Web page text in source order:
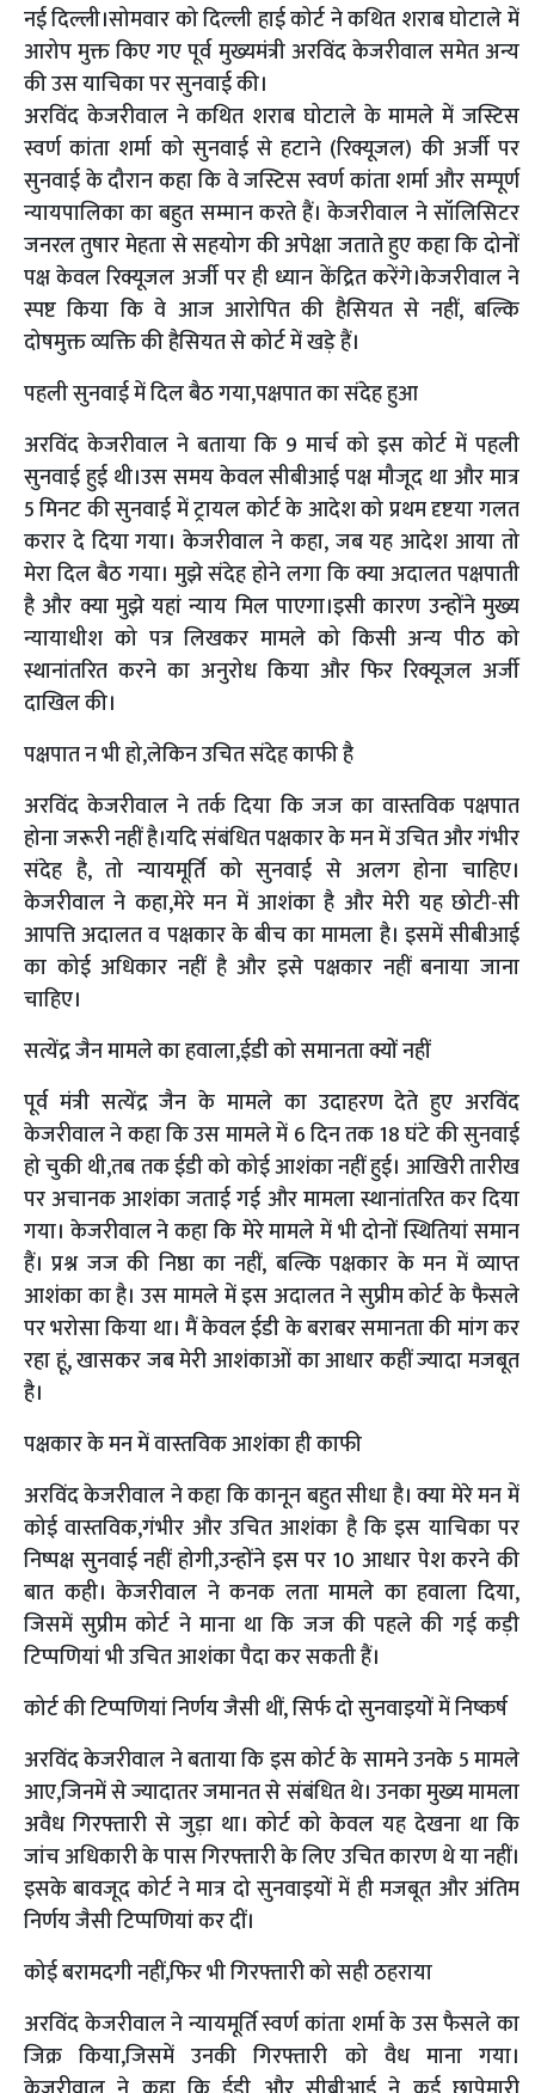
नई दिल्ली।सोमवार को दिल्ली हाई कोर्ट ने कथित शराब घोटाले में
आरोप मुक्त किए गए पूर्व मुख्यमंत्री अरविंद केजरीवाल समेत अन्य
की उस याचिका पर सुनवाई की।
अरविंद केजरीवाल ने कथित शराब घोटाले के मामले में जस्टिस
स्वर्ण कांता शर्मा को सुनवाई से हटाने (रिक्यूजल) की अर्जी पर
सुनवाई के दौरान कहा कि वे जस्टिस स्वर्ण कांता शर्मा और सम्पूर्ण
न्यायपालिका का बहुत सम्मान करते हैं। केजरीवाल ने सॉलिसिटर
जनरल तुषार मेहता से सहयोग की अपेक्षा जताते हुए कहा कि दोनों
पक्ष केवल रिक्यूजल अर्जी पर ही ध्यान केंद्रित करेंगे।केजरीवाल ने
स्पष्ट किया कि वे आज आरोपित की हैसियत से नहीं, बल्कि
दोषमुक्त व्यक्ति की हैसियत से कोर्ट में खड़े हैं।
पहली सुनवाई में दिल बैठ गया,पक्षपात का संदेह हुआ
अरविंद केजरीवाल ने बताया कि 9 मार्च को इस कोर्ट में पहली
सुनवाई हुई थी।उस समय केवल सीबीआई पक्ष मौजूद था और मात्र
5 मिनट की सुनवाई में ट्रायल कोर्ट के आदेश को प्रथम दृष्टया गलत
करार दे दिया गया। केजरीवाल ने कहा, जब यह आदेश आया तो
मेरा दिल बैठ गया। मुझे संदेह होने लगा कि क्या अदालत पक्षपाती
है और क्या मुझे यहां न्याय मिल पाएगा।इसी कारण उन्होंने मुख्य
न्यायाधीश को पत्र लिखकर मामले को किसी अन्य पीठ को
स्थानांतरित करने का अनुरोध किया और फिर रिक्यूजल अर्जी
दाखिल की।
पक्षपात न भी हो,लेकिन उचित संदेह काफी है
अरविंद केजरीवाल ने तर्क दिया कि जज का वास्तविक पक्षपात
होना जरूरी नहीं है।यदि संबंधित पक्षकार के मन में उचित और गंभीर
संदेह है, तो न्यायमूर्ति को सुनवाई से अलग होना चाहिए।
केजरीवाल ने कहा,मेरे मन में आशंका है और मेरी यह छोटी-सी
आपत्ति अदालत व पक्षकार के बीच का मामला है। इसमें सीबीआई
का कोई अधिकार नहीं है और इसे पक्षकार नहीं बनाया जाना
चाहिए।
सत्येंद्र जैन मामले का हवाला,ईडी को समानता क्यों नहीं
पूर्व मंत्री सत्येंद्र जैन के मामले का उदाहरण देते हुए अरविंद
केजरीवाल ने कहा कि उस मामले में 6 दिन तक 18 घंटे की सुनवाई
हो चुकी थी,तब तक ईडी को कोई आशंका नहीं हुई। आखिरी तारीख
पर अचानक आशंका जताई गई और मामला स्थानांतरित कर दिया
गया। केजरीवाल ने कहा कि मेरे मामले में भी दोनों स्थितियां समान
हैं। प्रश्न जज की निष्ठा का नहीं, बल्कि पक्षकार के मन में व्याप्त
आशंका का है। उस मामले में इस अदालत ने सुप्रीम कोर्ट के फैसले
पर भरोसा किया था। मैं केवल ईडी के बराबर समानता की मांग कर
रहा हूं, खासकर जब मेरी आशंकाओं का आधार कहीं ज्यादा मजबूत
है।
पक्षकार के मन में वास्तविक आशंका ही काफी
अरविंद केजरीवाल ने कहा कि कानून बहुत सीधा है। क्या मेरे मन में
कोई वास्तविक,गंभीर और उचित आशंका है कि इस याचिका पर
निष्पक्ष सुनवाई नहीं होगी,उन्होंने इस पर 10 आधार पेश करने की
बात कही। केजरीवाल ने कनक लता मामले का हवाला दिया,
जिसमें सुप्रीम कोर्ट ने माना था कि जज की पहले की गई कड़ी
टिप्पणियां भी उचित आशंका पैदा कर सकती हैं।
कोर्ट की टिप्पणियां निर्णय जैसी थीं, सिर्फ दो सुनवाइयों में निष्कर्ष
अरविंद केजरीवाल ने बताया कि इस कोर्ट के सामने उनके 5 मामले
आए,जिनमें से ज्यादातर जमानत से संबंधित थे। उनका मुख्य मामला
अवैध गिरफ्तारी से जुड़ा था। कोर्ट को केवल यह देखना था कि
जांच अधिकारी के पास गिरफ्तारी के लिए उचित कारण थे या नहीं।
इसके बावजूद कोर्ट ने मात्र दो सुनवाइयों में ही मजबूत और अंतिम
निर्णय जैसी टिप्पणियां कर दीं।
कोई बरामदगी नहीं,फिर भी गिरफ्तारी को सही ठहराया
अरविंद केजरीवाल ने न्यायमूर्ति स्वर्ण कांता शर्मा के उस फैसले का
जिक्र किया,जिसमें उनकी गिरफ्तारी को वैध माना गया।